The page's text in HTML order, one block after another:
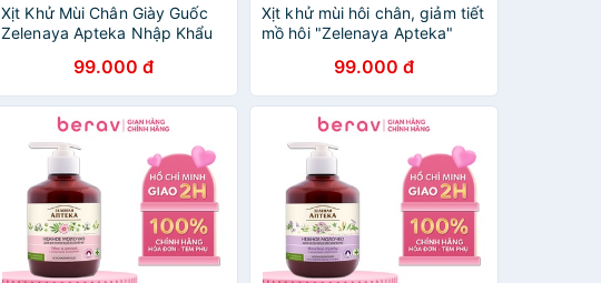
Xịt Khử Mùi Chân Giày Guốc
Zelenaya Apteka Nhập Khẩu
99.000 đ
Xịt khử mùi hôi chân, giảm tiết
mồ hôi "Zelenaya Apteka"
xanh lá) 150ml99.000 đ